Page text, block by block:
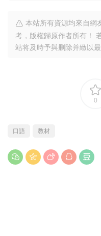
本站所有資源均來自網
考，版權歸原作者所有！
站将及時予與删除并緻以最
0
口語 教材